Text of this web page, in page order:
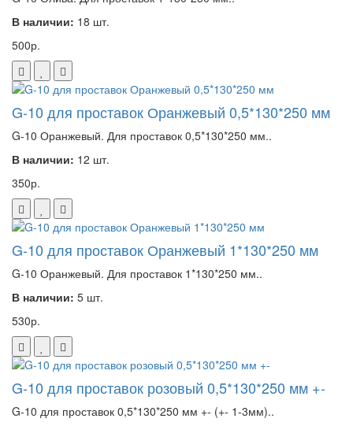
В наличии: 18 шт.
500р.
G-10 для проставок Оранжевый 0,5*130*250 мм
G-10 Оранжевый. Для проставок 0,5*130*250 мм..
В наличии: 12 шт.
350р.
G-10 для проставок Оранжевый 1*130*250 мм
G-10 Оранжевый. Для проставок 1*130*250 мм..
В наличии: 5 шт.
530р.
G-10 для проставок розовый 0,5*130*250 мм +-
G-10 для проставок 0,5*130*250 мм +- (+- 1-3мм)..